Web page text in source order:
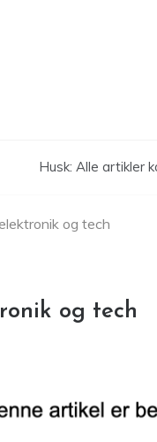
Husk: Alle artikler
og tech
og tech